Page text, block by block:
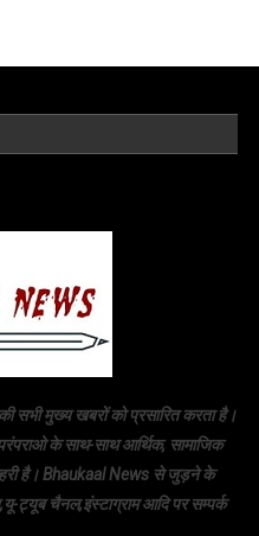
सभी मुख्य खबरों को प्रसारित करता है।
के साथ-साथ आर्थिक, सामाजिक
है। Bhaukaal News से जुड़ने के
ट्यूब चैनल,इंस्टाग्राम आदि पर सम्पर्क